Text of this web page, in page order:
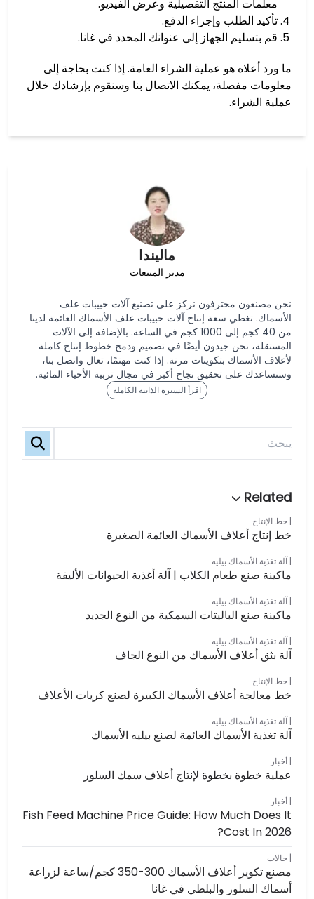
ماليندا
مدير المبيعات
نحن مصنعون محترفون نركز على تصنيع آلات حبيبات علف
الأسماك. تغطي سعة إنتاج آلات حبيبات علف الأسماك العائمة لدينا
من 40 كجم إلى 1000 كجم في الساعة. بالإضافة إلى الآلات
المستقلة، نحن جيدون أيضًا في تصميم ودمج خطوط إنتاج كاملة
لأعلاف الأسماك بتكوينات مرنة. إذا كنت مهتمًا، تعال واتصل بنا،
وسنساعدك على تحقيق نجاح أكبر في مجال تربية الأحياء المائية.
اقرأ السيرة الذاتية الكاملة
خط الإنتاج
خط إنتاج أعلاف الأسماك العائمة الصغيرة
آلة تغذية الأسماك بيليه
ماكينة صنع طعام الكلاب | آلة أغذية الحيوانات الأليفة
آلة تغذية الأسماك بيليه
ماكينة صنع الباليتات السمكية من النوع الجديد
آلة تغذية الأسماك بيليه
آلة بثق أعلاف الأسماك من النوع الجاف
خط الإنتاج
خط معالجة أعلاف الأسماك الكبيرة لصنع كريات الأعلاف
آلة تغذية الأسماك بيليه
آلة تغذية الأسماك العائمة لصنع بيليه الأسماك
أخبار
عملية خطوة بخطوة لإنتاج أعلاف سمك السلور
أخبار
Fish Feed Machine Price Guide: How Much Does It
Cost In 2026?
حالات
مصنع تكوير أعلاف الأسماك 300-350 كجم/ساعة لزراعة
أسماك السلور والبلطي في غانا
معلمات المنتج التفصيلية وعرض الفيديو.
تأكيد الطلب وإجراء الدفع.
قم بتسليم الجهاز إلى عنوانك المحدد في غانا.
ما ورد أعلاه هو عملية الشراء العامة. إذا كنت بحاجة إلى
معلومات مفصلة، ​​يمكنك الاتصال بنا وسنقوم بإرشادك خلال
عملية الشراء.